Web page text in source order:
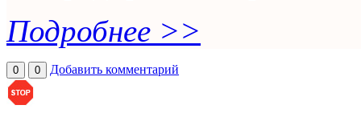
Подробнее >>
0 0 Добавить комментарий